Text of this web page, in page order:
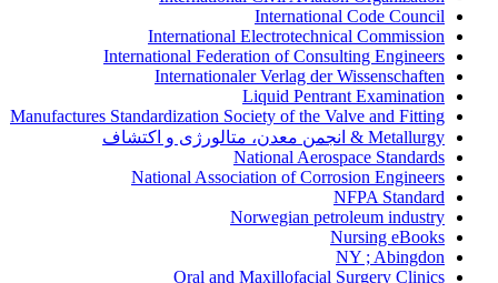
International Code Council
International Electrotechnical Commission
International Federation of Consulting Engineers
Internationaler Verlag der Wissenschaften
Liquid Pentrant Examination
Manufactures Standardization Society of the Valve and Fitting
Metallurgy & انجمن معدن، متالورژی و اکتشاف
National Aerospace Standards
National Association of Corrosion Engineers
NFPA Standard
Norwegian petroleum industry
Nursing eBooks
NY ; Abingdon
Oral and Maxillofacial Surgery Clinics